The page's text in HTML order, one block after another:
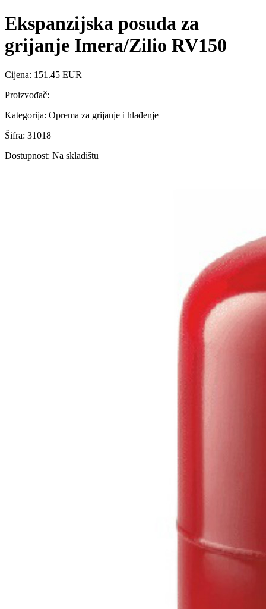
Ekspanzijska posuda za
grijanje Imera/Zilio RV150
Cijena: 151.45 EUR
Proizvođač:
Kategorija: Oprema za grijanje i hlađenje
Šifra: 31018
Dostupnost: Na skladištu